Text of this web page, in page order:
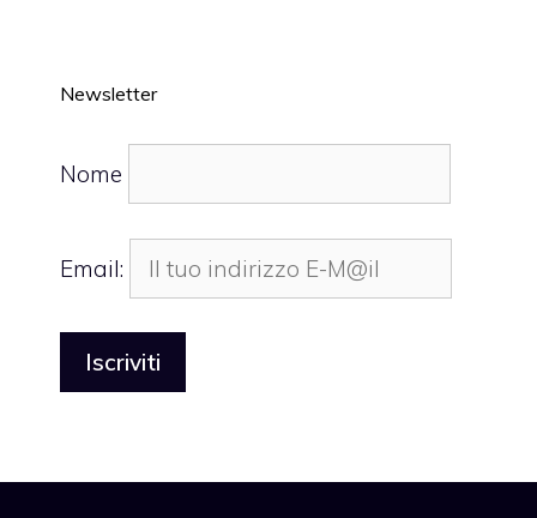
Newsletter
Nome
Email: